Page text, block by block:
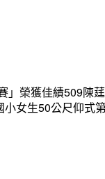
榮獲佳績509
女生50公尺仰式